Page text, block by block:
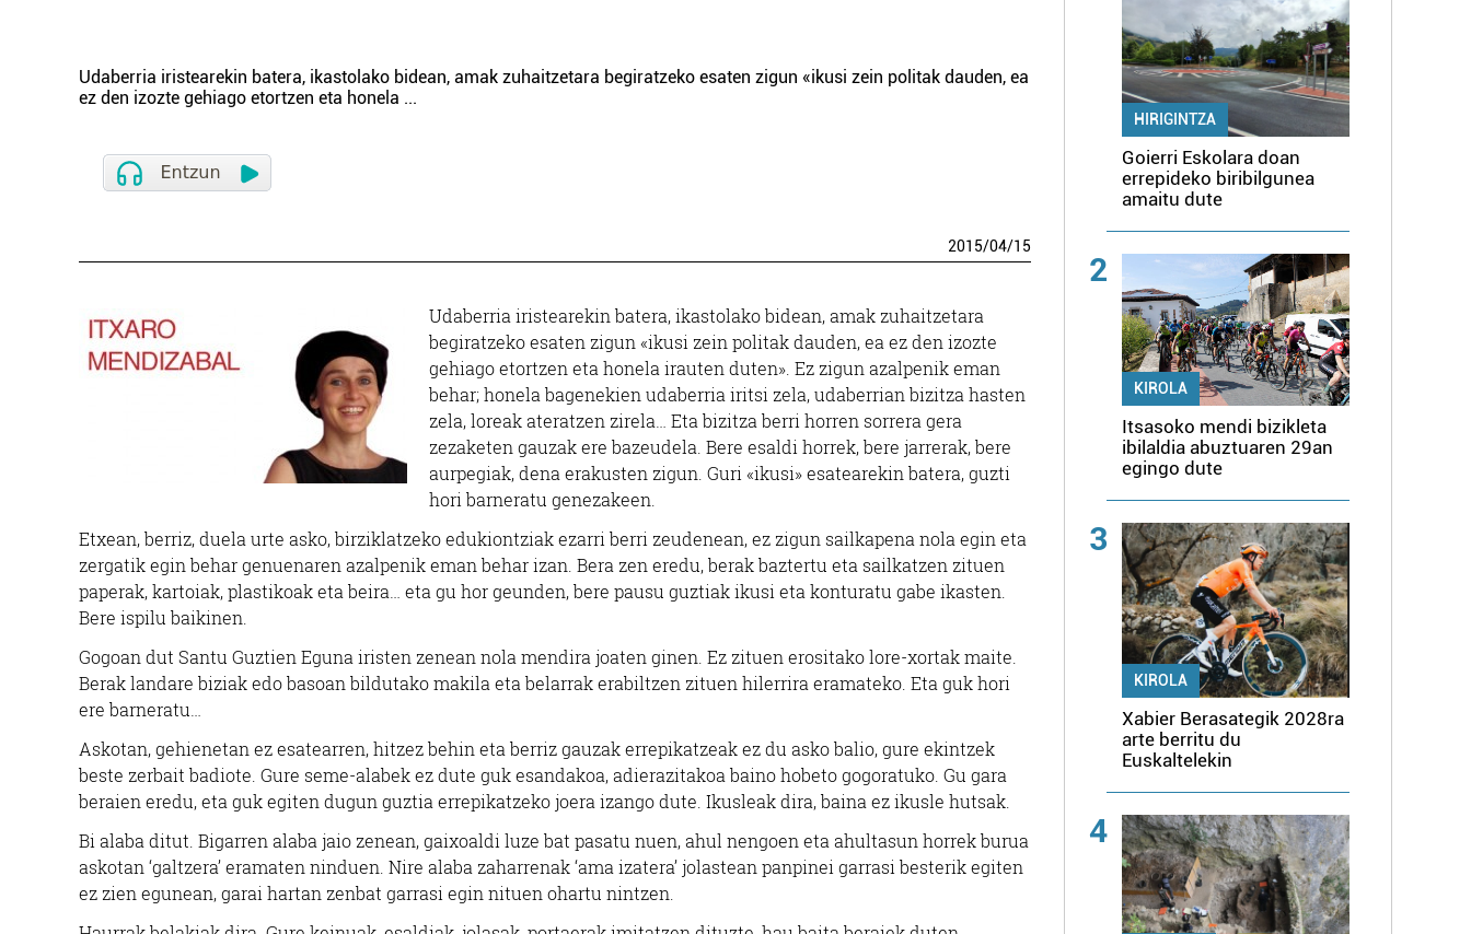
Udaberria iristearekin batera, ikastolako bidean, amak zuhaitzetara begiratzeko esaten zigun «ikusi zein politak dauden, ea
ez den izozte gehiago etortzen eta honela ...
2015/04/15
Udaberria iristearekin batera, ikastolako bidean, amak zuhaitzetara
begiratzeko esaten zigun «ikusi zein politak dauden, ea ez den izozte
gehiago etortzen eta honela irauten duten». Ez zigun azalpenik eman
behar; honela bagenekien udaberria iritsi zela, udaberrian bizitza hasten
zela, loreak ateratzen zirela… Eta bizitza berri horren sorrera gera
zezaketen gauzak ere bazeudela. Bere esaldi horrek, bere jarrerak, bere
aurpegiak, dena erakusten zigun. Guri «ikusi» esatearekin batera, guzti
hori barneratu genezakeen.
Etxean, berriz, duela urte asko, birziklatzeko edukiontziak ezarri berri zeudenean, ez zigun sailkapena nola egin eta
zergatik egin behar genuenaren azalpenik eman behar izan. Bera zen eredu, berak baztertu eta sailkatzen zituen
paperak, kartoiak, plastikoak eta beira… eta gu hor geunden, bere pausu guztiak ikusi eta konturatu gabe ikasten.
Bere ispilu baikinen.
Gogoan dut Santu Guztien Eguna iristen zenean nola mendira joaten ginen. Ez zituen erositako lore-xortak maite.
Berak landare biziak edo basoan bildutako makila eta belarrak erabiltzen zituen hilerrira eramateko. Eta guk hori
ere barneratu…
Askotan, gehienetan ez esatearren, hitzez behin eta berriz gauzak errepikatzeak ez du asko balio, gure ekintzek
beste zerbait badiote. Gure seme-alabek ez dute guk esandakoa, adierazitakoa baino hobeto gogoratuko. Gu gara
beraien eredu, eta guk egiten dugun guztia errepikatzeko joera izango dute. Ikusleak dira, baina ez ikusle hutsak.
Bi alaba ditut. Bigarren alaba jaio zenean, gaixoaldi luze bat pasatu nuen, ahul nengoen eta ahultasun horrek burua
askotan ‘galtzera’ eramaten ninduen. Nire alaba zaharrenak ‘ama izatera’ jolastean panpinei garrasi besterik egiten
ez zien egunean, garai hartan zenbat garrasi egin nituen ohartu nintzen.
HIRIGINTZA
Goierri Eskolara doan
errepideko biribilgunea
amaitu dute
2
KIROLA
Itsasoko mendi bizikleta
ibilaldia abuztuaren 29an
egingo dute
3
KIROLA
Xabier Berasategik 2028ra
arte berritu du
Euskaltelekin
4